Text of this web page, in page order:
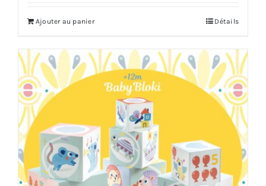
Ajouter au panier Détails